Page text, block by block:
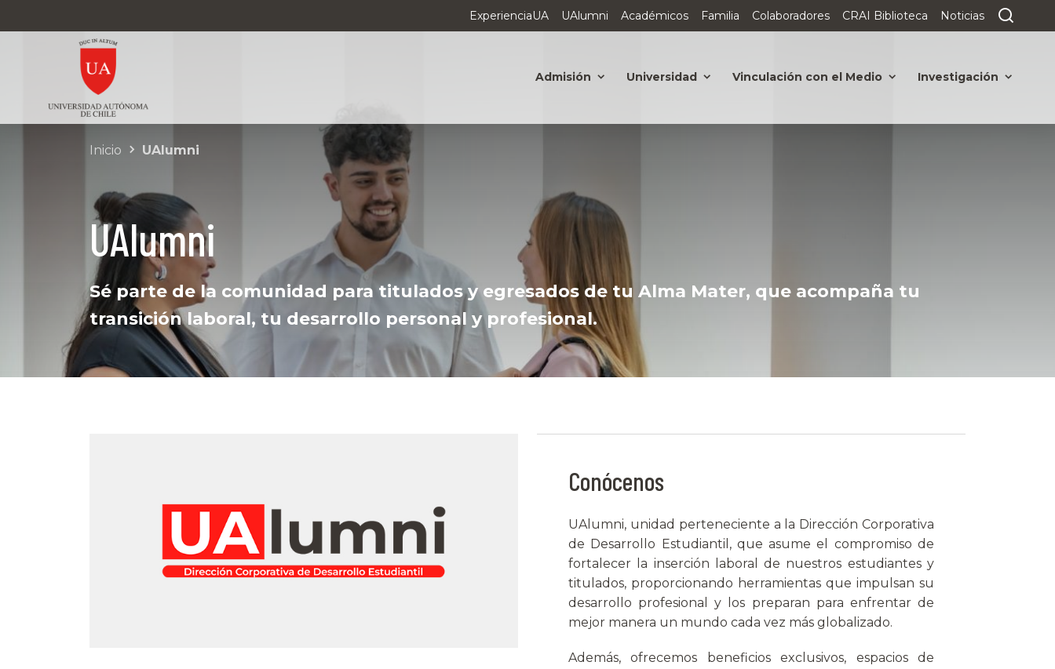
ExperienciaUA UAlumni Académicos Familia Colaboradores CRAI Biblioteca Noticias
Admisión Universidad Vinculación con el Medio Investigación
Inicio UAlumni
UAlumni
Sé parte de la comunidad para titulados y egresados de tu Alma Mater, que acompaña tu
transición laboral, tu desarrollo personal y profesional.
Conócenos
UAlumni, unidad perteneciente a la Dirección Corporativa
de Desarrollo Estudiantil, que asume el compromiso de
fortalecer la inserción laboral de nuestros estudiantes y
titulados, proporcionando herramientas que impulsan su
desarrollo profesional y los preparan para enfrentar de
mejor manera un mundo cada vez más globalizado.
Además, ofrecemos beneficios exclusivos, espacios de